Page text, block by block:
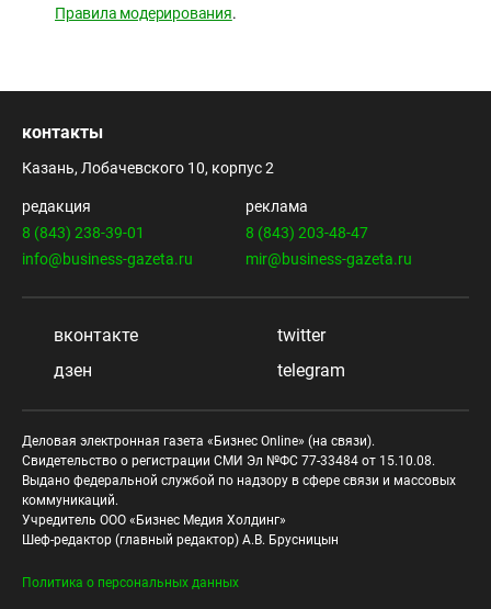
Правила модерирования.
контакты
Казань, Лобачевского 10, корпус 2
редакция
8 (843) 238-39-01
info@business-gazeta.ru
реклама
8 (843) 203-48-47
mir@business-gazeta.ru
вконтакте
twitter
дзен
telegram
Деловая электронная газета «Бизнес Online» (на связи).
Свидетельство о регистрации СМИ Эл №ФС 77-33484 от 15.10.08.
Выдано федеральной службой по надзору в сфере связи и массовых
коммуникаций.
Учредитель ООО «Бизнес Медия Холдинг»
Шеф-редактор (главный редактор) А.В. Брусницын
Политика о персональных данных